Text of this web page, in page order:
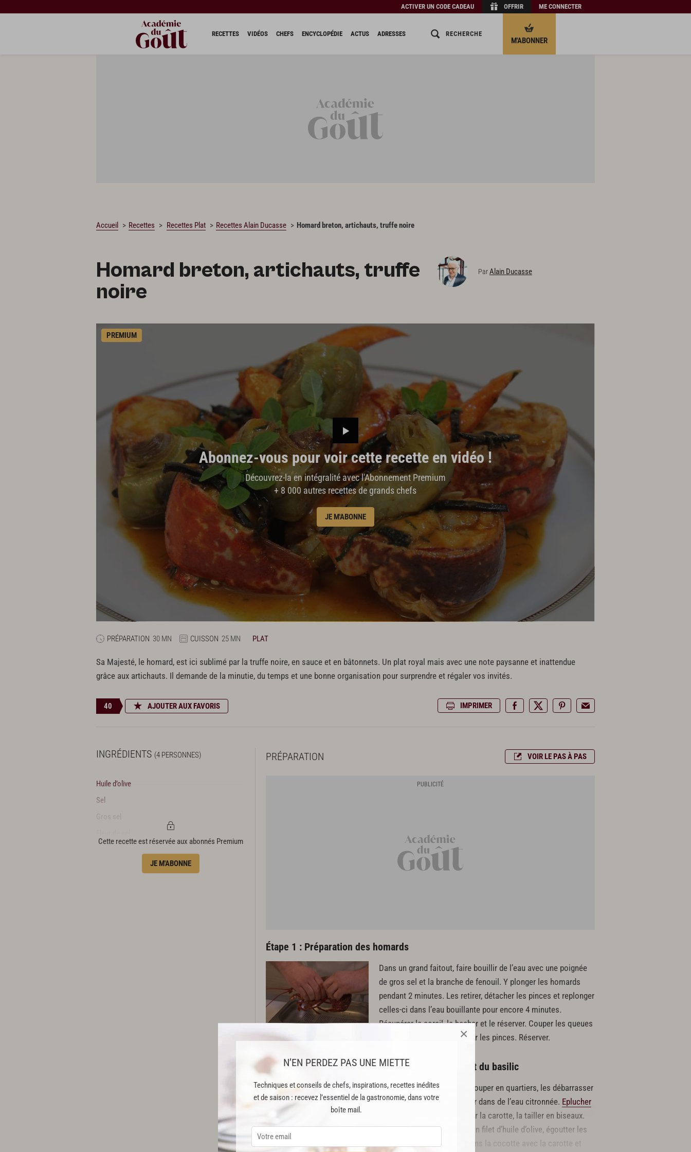
N’EN PERDEZ PAS UNE MIETTE
Techniques et conseils de chefs, inspirations, recettes inédites
et de saison : recevez l’essentiel de la gastronomie, dans votre
boîte mail.
×
ACTIVER UN CODE CADEAU OFFRIR ME CONNECTER
RECETTES VIDÉOS CHEFS ENCYCLOPÉDIE ACTUS ADRESSES RECHERCHE
M'ABONNER
Accueil Recettes Recettes Plat Recettes Alain Ducasse Homard breton, artichauts, truffe noire
Homard breton, artichauts, truffe
noire
ParAlain Ducasse
PREMIUM
Abonnez-vous pour voir cette recette en vidéo !
Découvrez-la en intégralité avec l'Abonnement Premium
+ 8 000 autres recettes de grands chefs
JE M'ABONNE
PRÉPARATION 30 MN CUISSON 25 MN PLAT
Sa Majesté, le homard, est ici sublimé par la truffe noire, en sauce et en bâtonnets. Un plat royal mais avec une note paysanne et inattendue
grâce aux artichauts. Il demande de la minutie, du temps et une bonne organisation pour surprendre et régaler vos invités.
40 AJOUTER AUX FAVORIS IMPRIMER
INGRÉDIENTS (4 PERSONNES)
Huile d’olive
Sel
Gros sel
Préparation des homards
Cette recette est réservée aux abonnés Premium
JE M'ABONNE
PRÉPARATION VOIR LE PAS À PAS
Étape 1 : Préparation des homards
Dans un grand faitout, faire bouillir de l’eau avec une poignée
de gros sel et la branche de fenouil. Y plonger les homards
pendant 2 minutes. Les retirer, détacher les pinces et replonger
celles-ci dans l’eau bouillante pour encore 4 minutes.
Récupérer le corail, le hacher et le réserver. Couper les queues
en médaillons et décortiquer les pinces. Réserver.
Étape 2 : Préparation des artichauts, de la truffe et du basilic
Tourner les artichauts
, les couper en quartiers, les débarrasser
de leurs foins et les réserver dans de l’eau citronnée. Eplucher
l’oignon. Eplucher la carotte, la tailler en biseaux.
Chauffer une cocotte avec un filet d’huile d’olive, égoutter les
artichauts et les déposer dans la cocotte avec la carotte et
CHARGEMENT…